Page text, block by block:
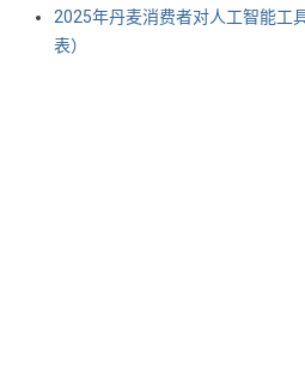
2025年丹麦消费者对人工智能工
表） ​​​